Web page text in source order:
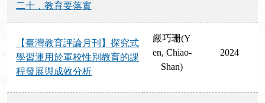
二十，教育要落實
【臺灣教育評論月刊】探究式
學習運用於軍校性別教育的課
程發展與成效分析
嚴巧珊(Y
en, Chiao-
Shan)
2024